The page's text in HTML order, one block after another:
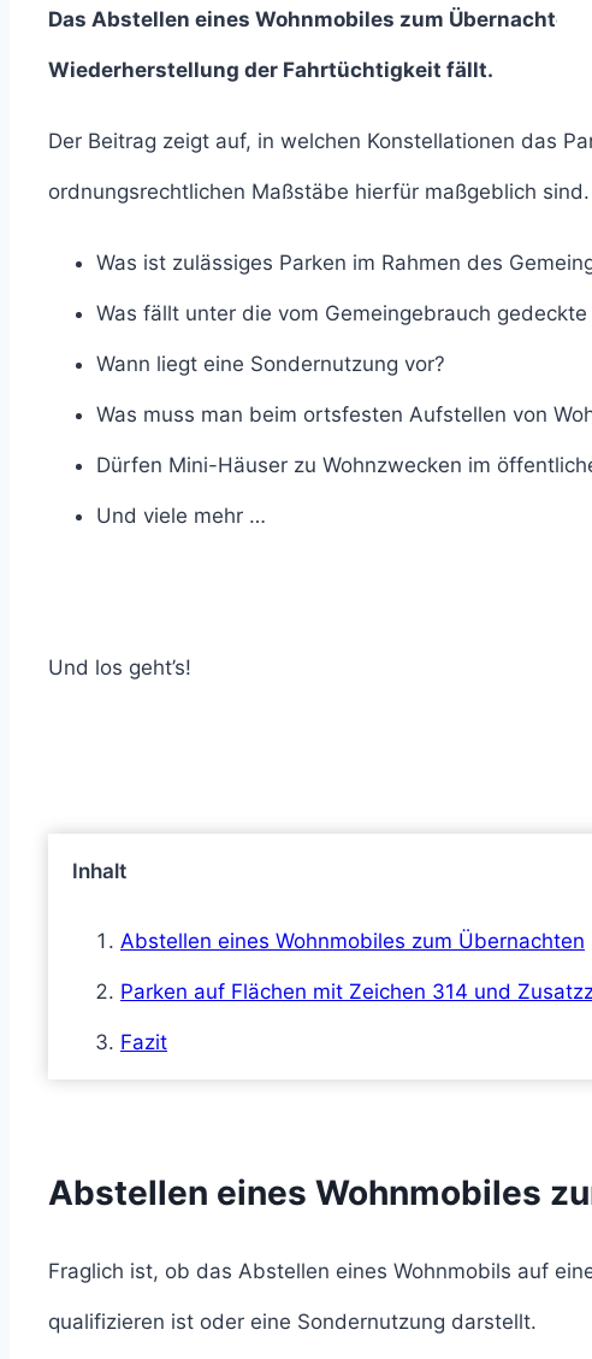
Das Abstellen eines Wohnmobiles zum
Wiederherstellung der Fahrtüchtigkeit fällt.
Der Beitrag zeigt auf, in welchen Konstellationen das
ordnungsrechtlichen Maßstäbe hierfür maßgeblich
Was ist zulässiges Parken im Rahmen des
Was fällt unter die vom Gemeingebrauch
Wann liegt eine Sondernutzung vor?
Was muss man beim ortsfesten Aufstellen von
Dürfen Mini-Häuser zu Wohnzwecken im
Und viele mehr …
Und los geht’s!
Inhalt
Abstellen eines Wohnmobiles zum Übernachten
Parken auf Flächen mit Zeichen 314 und
Fazit
Abstellen eines Wohnmobiles
Fraglich ist, ob das Abstellen eines Wohnmobils auf
qualifizieren ist oder eine Sondernutzung darstellt.